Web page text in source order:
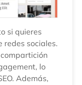
si quieres
redes sociales.
lo
Además,